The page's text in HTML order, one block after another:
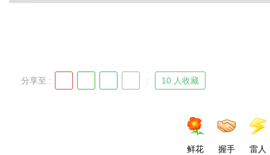
分享至 : 10 人收藏
鲜花 握手 雷人